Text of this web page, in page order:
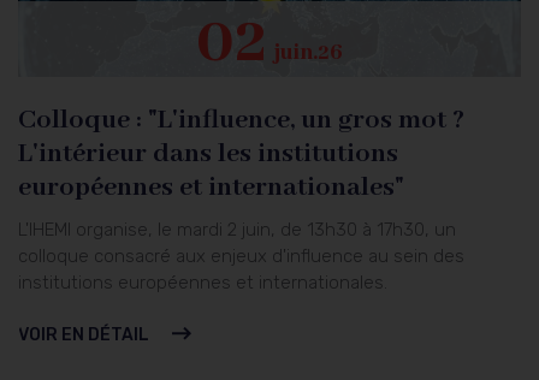
02 juin.26
Colloque : "L'influence, un gros mot ?
L'intérieur dans les institutions
européennes et internationales"
L'IHEMI organise, le mardi 2 juin, de 13h30 à 17h30, un
colloque consacré aux enjeux d'influence au sein des
institutions européennes et internationales.
VOIR EN DÉTAIL